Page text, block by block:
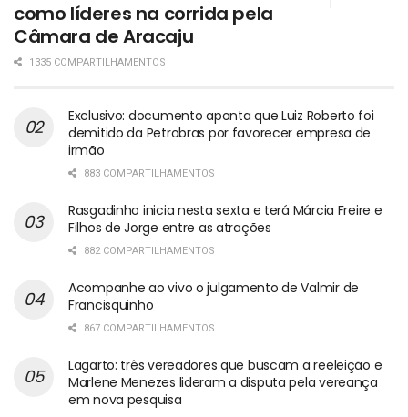
como líderes na corrida pela
Câmara de Aracaju
1335 COMPARTILHAMENTOS
Exclusivo: documento aponta que Luiz Roberto foi
demitido da Petrobras por favorecer empresa de
irmão
883 COMPARTILHAMENTOS
Rasgadinho inicia nesta sexta e terá Márcia Freire e
Filhos de Jorge entre as atrações
882 COMPARTILHAMENTOS
Acompanhe ao vivo o julgamento de Valmir de
Francisquinho
867 COMPARTILHAMENTOS
Lagarto: três vereadores que buscam a reeleição e
Marlene Menezes lideram a disputa pela vereança
em nova pesquisa